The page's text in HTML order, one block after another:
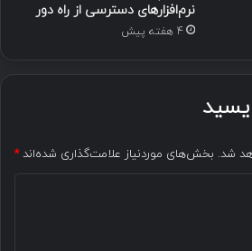
نرم‌افزارهای دسترسی از راه دور
4 هفته پیش
شد. بخش‌های موردنیاز علامت‌گذاری شده‌اند*